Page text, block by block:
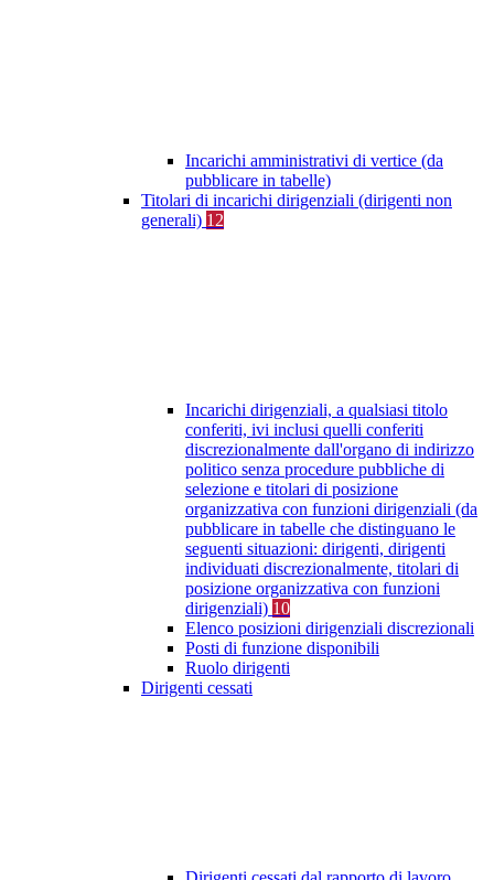
Incarichi amministrativi di vertice (da
pubblicare in tabelle)
Titolari di incarichi dirigenziali (dirigenti non
generali) 12
Incarichi dirigenziali, a qualsiasi titolo
conferiti, ivi inclusi quelli conferiti
discrezionalmente dall'organo di indirizzo
politico senza procedure pubbliche di
selezione e titolari di posizione
organizzativa con funzioni dirigenziali (da
pubblicare in tabelle che distinguano le
seguenti situazioni: dirigenti, dirigenti
individuati discrezionalmente, titolari di
posizione organizzativa con funzioni
dirigenziali) 10
Elenco posizioni dirigenziali discrezionali
Posti di funzione disponibili
Ruolo dirigenti
Dirigenti cessati